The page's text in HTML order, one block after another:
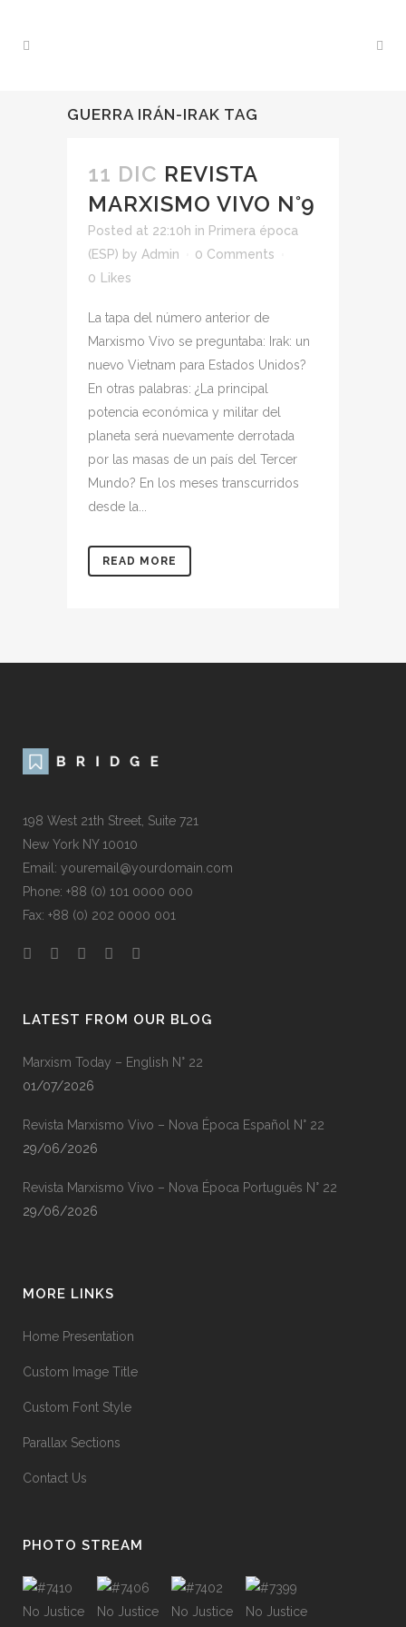
GUERRA IRÁN-IRAK TAG
11 DIC REVISTA
MARXISMO VIVO N°9
Posted at 22:10h in Primera época
(ESP) by Admin
0 Comments
0
Likes
La tapa del número anterior de
Marxismo Vivo se preguntaba: Irak: un
nuevo Vietnam para Estados Unidos?
En otras palabras: ¿La principal
potencia económica y militar del
planeta será nuevamente derrotada
por las masas de un país del Tercer
Mundo? En los meses transcurridos
desde la...
READ MORE
198 West 21th Street, Suite 721
New York NY 10010
Email: youremail@yourdomain.com
Phone: +88 (0) 101 0000 000
Fax: +88 (0) 202 0000 001
LATEST FROM OUR BLOG
Marxism Today – English N° 22
01/07/2026
Revista Marxismo Vivo – Nova Época Español N° 22
29/06/2026
Revista Marxismo Vivo – Nova Época Português N° 22
29/06/2026
MORE LINKS
Home Presentation
Custom Image Title
Custom Font Style
Parallax Sections
Contact Us
PHOTO STREAM